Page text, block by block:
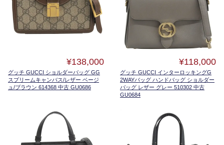
¥138,000
グッチ GUCCI ショルダーバッグ GG
スプリームキャンバス/レザー ベージ
ュ/ブラウン 614368 中古 GU0686
¥118,000
グッチ GUCCI インターロッキングG
2WAYバッグ ハンドバッグ ショルダー
バッグ レザー グレー 510302 中古
GU0684